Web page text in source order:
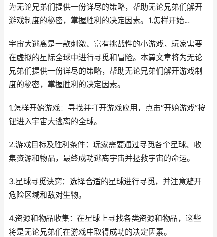
为无论兄弟们提供一份详尽的策略，帮助无论兄弟们解开
游戏制度的秘密，掌握胜利的决定因素。1.怎样开始...
宇宙大逃离是一款刺激、富有挑战性的小游戏，玩家需要
在虚拟的星际全球中进行寻觅和冒险。本篇文章将为无论
兄弟们提供一份详尽的策略，帮助无论兄弟们解开游戏制
度的秘密，掌握胜利的决定因素。
1.怎样开始游戏：寻找并打开游戏应用，点击“开始游戏”按
钮进入宇宙大逃离的全球。
2.游戏目标及胜利条件：玩家需要通过寻觅各个星球、收
集资源和物品，最终成功逃离宇宙并拯救宇宙的命运。
3.星球寻觅诀窍：选择合适的星球进行寻觅，并注意避开
危险区域和敌对生物。
4.资源和物品收集：在星球上寻找各类资源和物品，这些
将是无论兄弟们在游戏中取得成功的决定因素。